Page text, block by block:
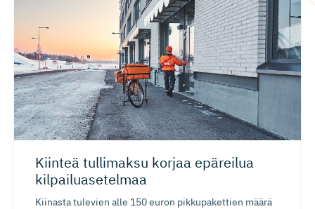
Kiinteä tullimaksu korjaa epäreilua
kilpailua­setelmaa
Kiinasta tulevien alle 150 euron pikkupakettien määrä